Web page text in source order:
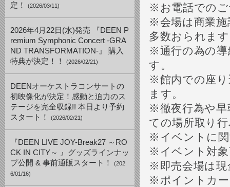
定！
(2026/03/11)
2026年4月22日(水)発売 『DEEN P
remium Symphonic Concert -GRA
ND TRANSFORMATION-』 購入
特典が決定！！
(2026/02/21)
DEENオーケストラコンサートの
初映像化が決定！感動と迫力のス
テージを完全収録!! 本日より予約
スタート！
(2026/02/21)
『DEEN LIVE JOY-Break27 ～RO
CK IN CITY～ 』グッズラインナッ
プ公開 & 事前通販スタート！
(202
6/01/16)
※お電話での
※会場は商業施
多数おられま
※通行の為の
す。
※館内での座り
ます。
※徹夜行為や早
ての場所取り
※イベントに
※イベント対
※即売会場は現
※ポイントカ